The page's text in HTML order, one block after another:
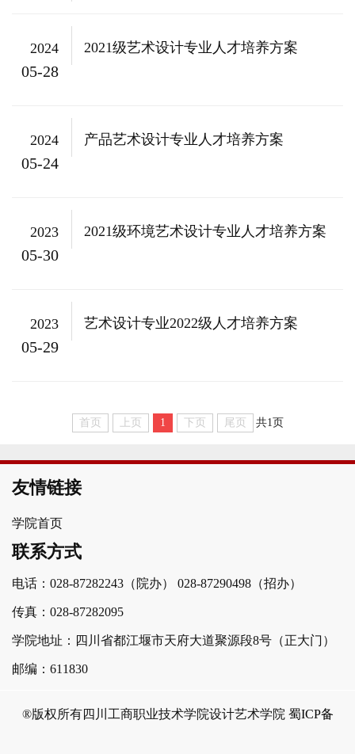
幕。图一 设计艺术学院党总支书记黄志刚教授带队参
加现场决赛本次赛事以“创意工美 非遗赋能”为主题，
2024
05-28
2021级艺术设计专业人才培养方案
2024
05-24
产品艺术设计专业人才培养方案
2023
05-30
2021级环境艺术设计专业人才培养方案
2023
05-29
艺术设计专业2022级人才培养方案
首页 上页 1 下页 尾页 共1页
友情链接
学院首页
联系方式
电话：028-87282243（院办） 028-87290498（招办）
传真：028-87282095
学院地址：四川省都江堰市天府大道聚源段8号（正大门）
邮编：611830
®版权所有四川工商职业技术学院设计艺术学院 蜀ICP备